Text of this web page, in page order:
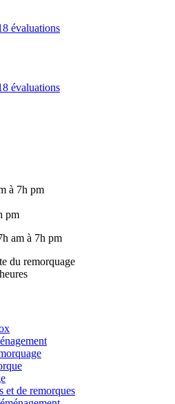
évaluations
évaluations
à 7h pm
pm
am à 7h pm
du remorquage
et de remorques